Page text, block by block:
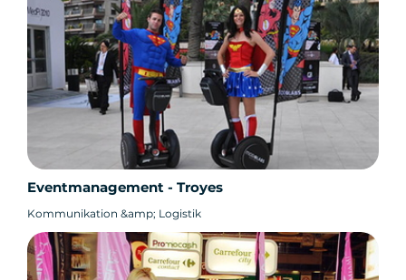
Eventmanagement - Troyes
Kommunikation &amp; Logistik